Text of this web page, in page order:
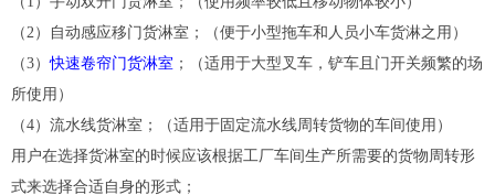
（2）自动感应移门货淋室；（便于小型拖车和人员小车货淋之用）
（3）快速卷帘门货淋室 ；（适用于大型叉车，铲车且门开关频繁的场
所使用）
（4）流水线货淋室；（适用于固定流水线周转货物的车间使用）
用户在选择货淋室的时候应该根据工厂车间生产所需要的货物周转形
式来选择合适自身的形式；